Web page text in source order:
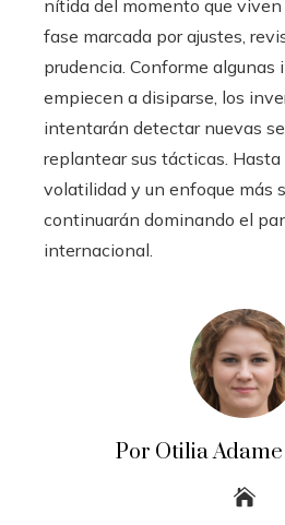
nítida del momento que viven
fase marcada por ajustes,
prudencia. Conforme algunas
empiecen a disiparse, los
intentarán detectar nuevas
replantear sus tácticas.
volatilidad y un enfoque más
continuarán dominando el
internacional.
Por Otilia